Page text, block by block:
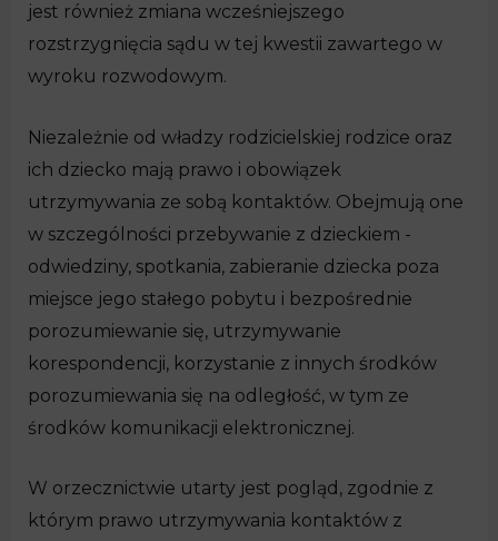
jest również zmiana wcześniejszego
rozstrzygnięcia sądu w tej kwestii zawartego w
wyroku rozwodowym.
Niezależnie od władzy rodzicielskiej rodzice oraz
ich dziecko mają prawo i obowiązek
utrzymywania ze sobą kontaktów. Obejmują one
w szczególności przebywanie z dzieckiem -
odwiedziny, spotkania, zabieranie dziecka poza
miejsce jego stałego pobytu i bezpośrednie
porozumiewanie się, utrzymywanie
korespondencji, korzystanie z innych środków
porozumiewania się na odległość, w tym ze
środków komunikacji elektronicznej.
W orzecznictwie utarty jest pogląd, zgodnie z
którym prawo utrzymywania kontaktów z